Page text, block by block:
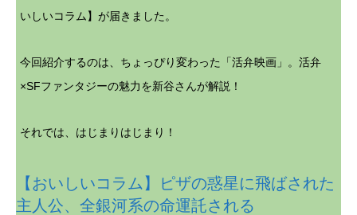
いしいコラム】が届きました。
今回紹介するのは、ちょっぴり変わった「活弁映画」。活弁
×SFファンタジーの魅力を新谷さんが解説！
それでは、はじまりはじまり！
【おいしいコラム】ピザの惑星に飛ばされた
主人公、全銀河系の命運託される